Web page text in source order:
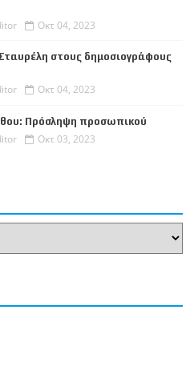
Οκτ 04, 2023
στους δημοσιογράφους
Οκτ 04, 2023
Πρόσληψη προσωπικού
Οκτ 03, 2023